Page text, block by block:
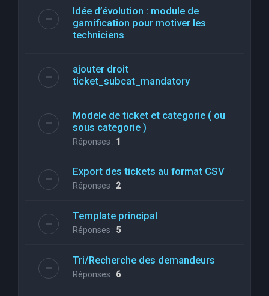
Idée d’évolution : module de
gamification pour motiver les
techniciens
ajouter droit
ticket_subcat_mandatory
Modele de ticket et categorie ( ou
sous categorie )
Réponses : 1
Export des tickets au format CSV
Réponses : 2
Template principal
Réponses : 5
Tri/Recherche des demandeurs
Réponses : 6